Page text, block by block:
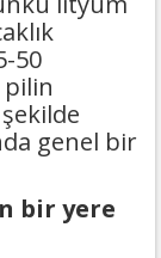
50
pilin
genel bir
bir yere